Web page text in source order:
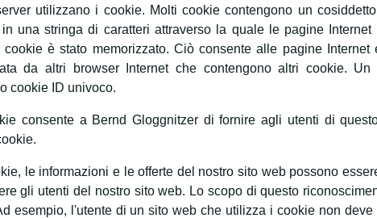
utilizzano i cookie. Molti cookie contengono un
una stringa di caratteri attraverso la quale le pagine
è stato memorizzato. Ciò consente alle pagine
da altri browser Internet che contengono altri cookie.
cookie ID univoco.
consente a Bernd Gloggnitzer di fornire agli utenti di
le informazioni e le offerte del nostro sito web possono
gli utenti del nostro sito web. Lo scopo di questo
esempio, l'utente di un sito web che utilizza i cookie non